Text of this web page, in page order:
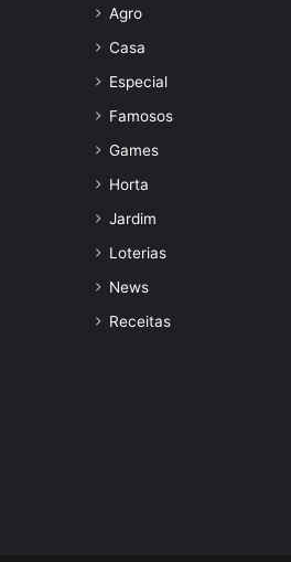
Agro
Casa
Especial
Famosos
Games
Horta
Jardim
Loterias
News
Receitas